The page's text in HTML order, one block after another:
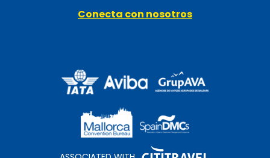
Conecta con nosotros